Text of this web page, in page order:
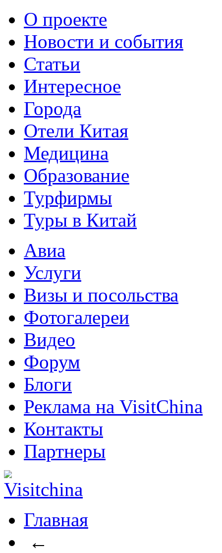
О проекте
Новости и события
Статьи
Интересное
Города
Отели Китая
Медицина
Образование
Турфирмы
Туры в Китай
Авиа
Услуги
Визы и посольства
Фотогалереи
Видео
Форум
Блоги
Реклама на VisitChina
Контакты
Партнеры
Главная
←